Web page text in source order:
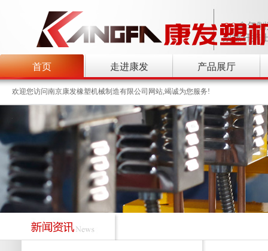
首页
欢迎您访问南京康发橡塑机械制造有限公司网站,竭诚为您服务!
走进康发 产品展厅